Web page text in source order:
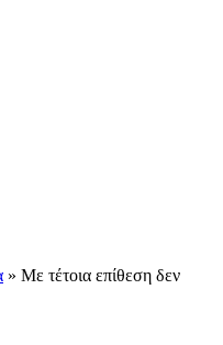
» Με τέτοια επίθεση δεν